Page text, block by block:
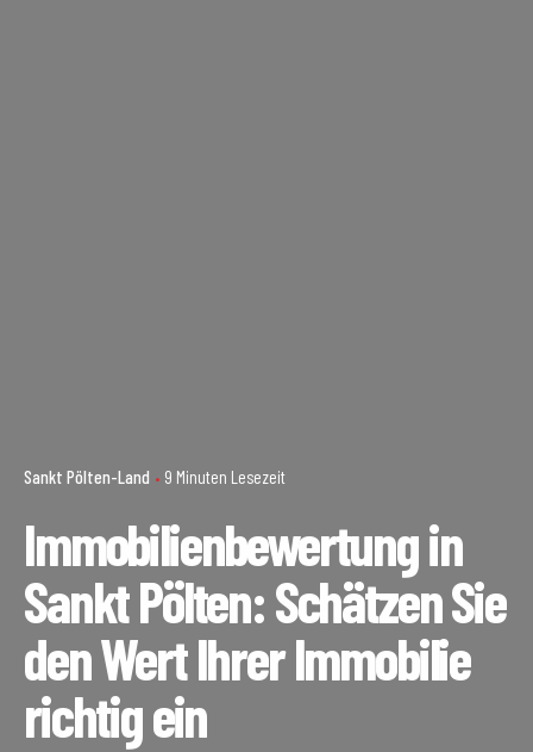
Sankt Pölten-Land 9 Minuten Lesezeit
Immobilienbewertung in
Sankt Pölten: Schätzen Sie
den Wert Ihrer Immobilie
richtig ein